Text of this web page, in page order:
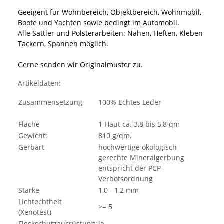
Geeigent für Wohnbereich, Objektbereich, Wohnmobil,
Boote und Yachten sowie bedingt im Automobil.
Alle Sattler und Polsterarbeiten: Nähen, Heften, Kleben
Tackern, Spannen möglich.
Gerne senden wir Originalmuster zu.
Artikeldaten:
Zusammensetzung
100% Echtes Leder
Fläche
1 Haut ca. 3,8 bis 5,8 qm
Gewicht:
810 g/qm.
Gerbart
hochwertige ökologisch
gerechte Mineralgerbung
entspricht der PCP-
Verbotsordnung
Stärke
1,0 - 1,2 mm
Lichtechtheit
(Xenotest)
>= 5